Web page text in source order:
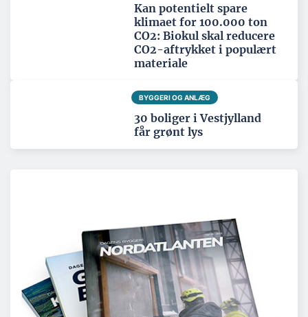
Kan potentielt spare
klimaet for 100.000 ton
CO2: Biokul skal reducere
CO2-aftrykket i populært
materiale
BYGGERI OG ANLÆG
30 boliger i Vestjylland
får grønt lys